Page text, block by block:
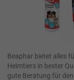
Beaphar bietet alles
Heimtiers in bester
gute Beratung für